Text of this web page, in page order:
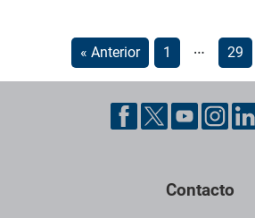
« Anterior 1 … 29
Contacto